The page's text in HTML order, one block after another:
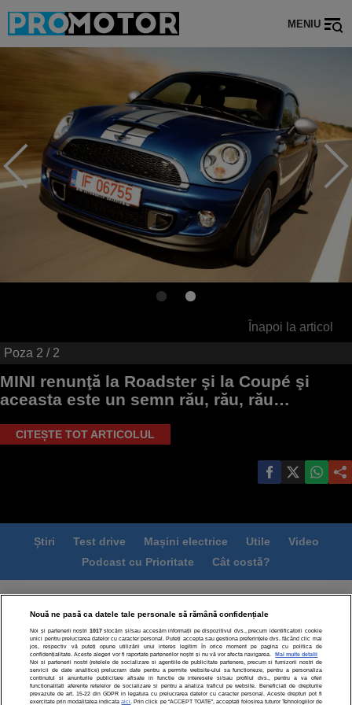
MENIU
Înapoi la articol
Poza 2 / 2
MINI renunţă la Roadster şi la Coupé şi
aceasta este un semn rău, rău, rău…
CITEȘTE TOT ARTICOLUL
Știri Test drive Mașini electrice Utile
Video
Podcast cu Prioritate
Cât costă?
Termeni si conditii
Politica de confidentialitate
Politica de cookies
Echipa editorială
Modifică Setările
Nouă ne pasă ca datele tale personale să rămână confidențiale
Noi și partenerii noștri 1017stocăm și/sau accesăm informații pe dispozitivul dvs., precum identificatorii cookie
unici pentru prelucrarea datelor cu caracter personal. Puteți accepta sau gestiona preferințele dvs. făcând clic mai
jos, respectiv vă puteți opune utilizării unui interes legitim în orice moment pe pagina cu politica de
confidențialitate. Aceste alegeri vor fi raportate partenerilor noștri și nu vă vor afecta navigarea.
Mai multe detalii
Noi si partenerii nostri (retelele de socializare si agentiile de publicitate partenere, precum si furnizorii nostri de
servicii de date analitice) prelucram date pentru a permite website-ului sa functioneze, pentru a personaliza
continutul si anunturile publicitare afisate in functie de interesele si/sau profilul dvs., pentru a va oferi
functionalitati aferente retelelor de socializare si pentru a analiza traficul pe website. Beneficiati de drepturile
prevazute de art. 15-22 din GDPR in legatura cu prelucrarea datelor cu caracter personal. Aceste drepturi pot fi
exercitate prin modalitatea indicataaici . Prin click pe “ACCEPT TOATE”, acceptati folosirea tuturor Tehnologiilor de